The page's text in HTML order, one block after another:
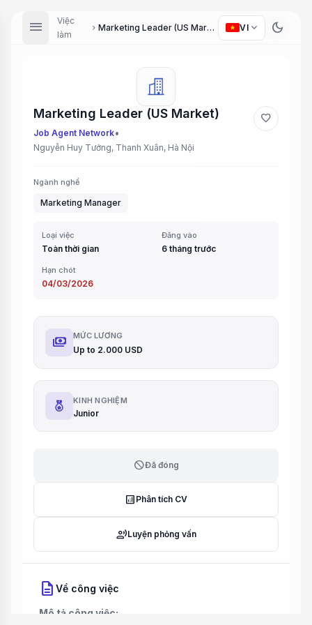
menu
Việc
làm
chevron_right Marketing Leader (US Market) VIexpand_more dark_mode
Marketing Leader (US Market)
Job Agent Network•
Nguyễn Huy Tưởng, Thanh Xuân, Hà Nội
favorite
Ngành nghề
Marketing Manager
Loại việc
Toàn thời gian
Đăng vào
6 tháng trước
Hạn chót
04/03/2026
payments MỨC LƯƠNG
Up to 2.000 USD
KINH NGHIỆM
Junior
blockĐã đóng
analytics Phân tích CV
record_voice_overLuyện phỏng vấn
description Về công việc
Mô tả công việc: